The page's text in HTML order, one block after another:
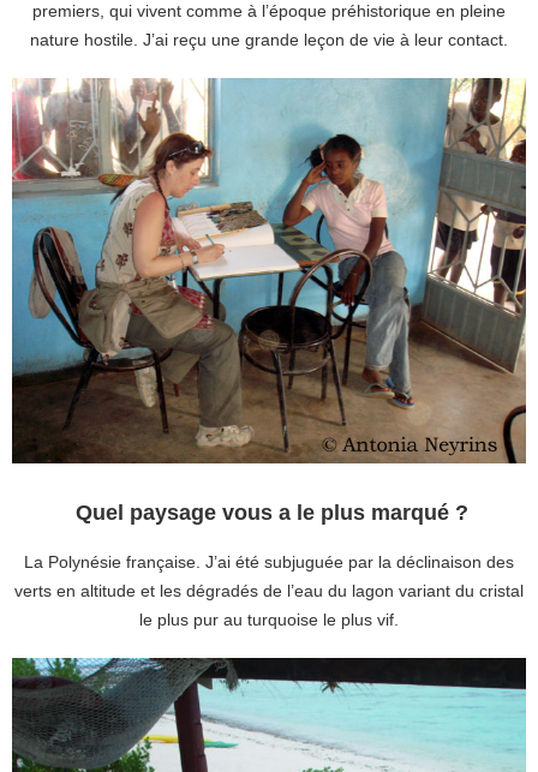
premiers, qui vivent comme à l’époque préhistorique en pleine
nature hostile. J’ai reçu une grande leçon de vie à leur contact.
Quel paysage vous a le plus marqué ?
La Polynésie française. J’ai été subjuguée par la déclinaison des
verts en altitude et les dégradés de l’eau du lagon variant du cristal
le plus pur au turquoise le plus vif.